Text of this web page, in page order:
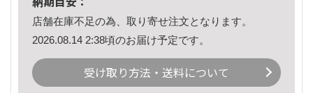
店舗在庫不足の為、取り寄せ注文となります。
2026.08.14 2:38頃のお届け予定です。
受け取り方法・送料について